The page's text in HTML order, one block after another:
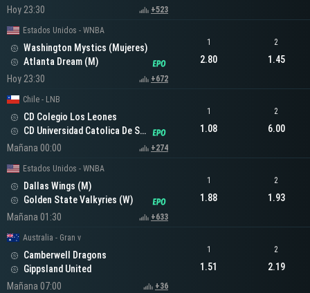
Hoy 23:30
+523
Estados Unidos - WNBA
Washington Mystics (Mujeres)
Atlanta Dream (M)
Hoy 23:30
+672
1
2.80
2
1.45
Chile - LNB
CD Colegio Los Leones
CD Universidad Catolica De Santiago
Mañana 00:00
+274
1
1.08
2
6.00
Estados Unidos - WNBA
Dallas Wings (M)
Golden State Valkyries (W)
Mañana 01:30
+633
1
1.88
2
1.93
Australia - Gran v
Camberwell Dragons
Gippsland United
Mañana 07:00
+36
1
1.51
2
2.19